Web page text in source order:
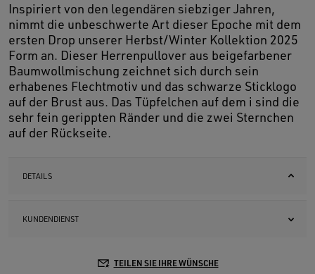
Inspiriert von den legendären siebziger Jahren,
nimmt die unbeschwerte Art dieser Epoche mit dem
ersten Drop unserer Herbst/Winter Kollektion 2025
Form an. Dieser Herrenpullover aus beigefarbener
Baumwollmischung zeichnet sich durch sein
erhabenes Flechtmotiv und das schwarze Sticklogo
auf der Brust aus. Das Tüpfelchen auf dem i sind die
sehr fein gerippten Ränder und die zwei Sternchen
auf der Rückseite.
DETAILS
KUNDENDIENST
TEILEN SIE IHRE WÜNSCHE